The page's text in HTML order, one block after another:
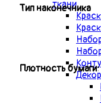
ткани
Тип наконечника
Плотность бумаги: